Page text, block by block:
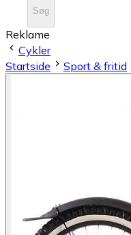
Søg
Reklame
Cykler
Startside
Sport & fritid